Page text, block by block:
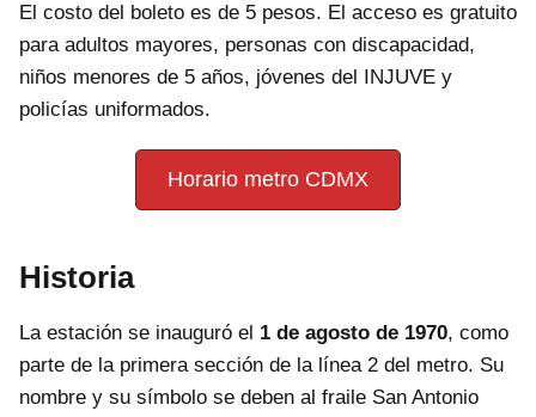
El costo del boleto es de 5 pesos. El acceso es gratuito
para adultos mayores, personas con discapacidad,
niños menores de 5 años, jóvenes del INJUVE y
policías uniformados.
Horario metro CDMX
Historia
La estación se inauguró el 1 de agosto de 1970, como
parte de la primera sección de la línea 2 del metro. Su
nombre y su símbolo se deben al fraile San Antonio